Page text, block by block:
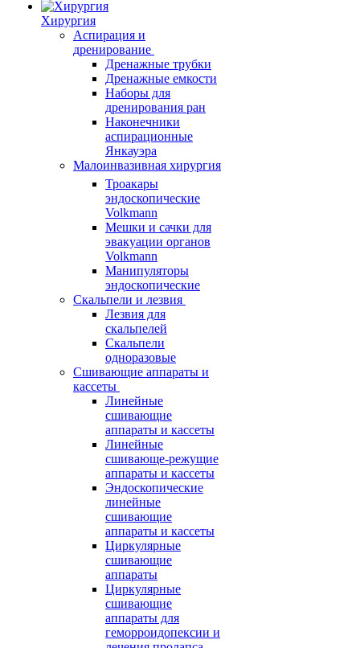
Хирургия
Аспирация и
дренирование
Дренажные трубки
Дренажные емкости
Наборы для
дренирования ран
Наконечники
аспирационные
Янкауэра
Малоинвазивная хирургия
Троакары
эндоскопические
Volkmann
Мешки и сачки для
эвакуации органов
Volkmann
Манипуляторы
эндоскопические
Скальпели и лезвия
Лезвия для
скальпелей
Скальпели
одноразовые
Сшивающие аппараты и
кассеты
Линейные
сшивающие
аппараты и кассеты
Линейные
сшивающе-режущие
аппараты и кассеты
Эндоскопические
линейные
сшивающие
аппараты и кассеты
Циркулярные
сшивающие
аппараты
Циркулярные
сшивающие
аппараты для
геморроидопексии и